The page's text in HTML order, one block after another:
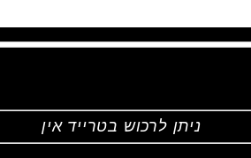
ניתן לרכוש בטרייד אין